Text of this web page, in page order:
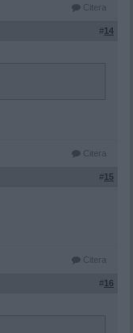
Citera
#14
Citera
#15
Citera
#16